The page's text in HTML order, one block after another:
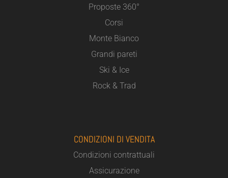
Proposte 360°
Corsi
Monte Bianco
Grandi pareti
Ski & Ice
Rock & Trad
CONDIZIONI DI VENDITA
Condizioni contrattuali
Assicurazione